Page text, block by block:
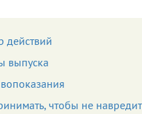
действий
выпуска
чтобы не